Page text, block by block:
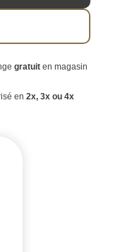
gratuiten magasin
en 2x, 3x ou 4x